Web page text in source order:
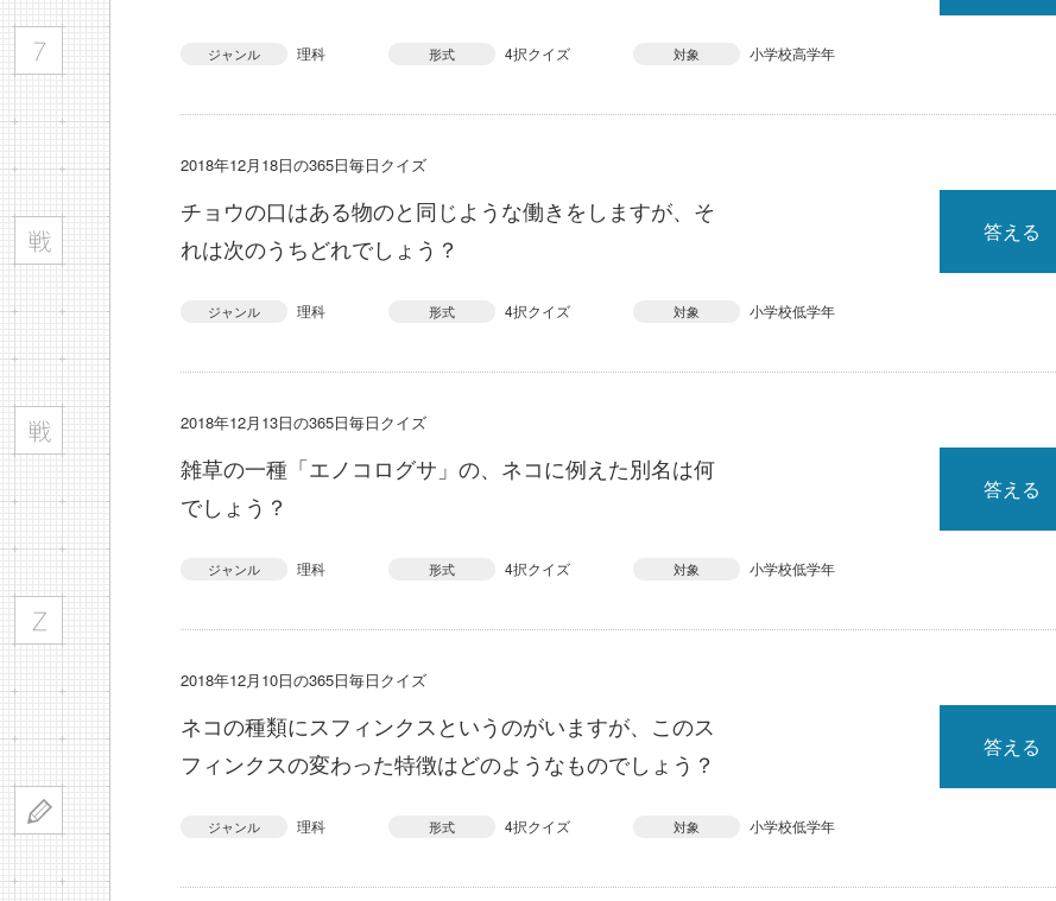
ジャンル 理科 形式 4択クイズ 対象 小学校高学年
2018年12月18日の365日毎日クイズ
チョウの口はある物のと同じような働きをしますが、そ
れは次のうちどれでしょう？
答える
ジャンル 理科 形式 4択クイズ 対象 小学校低学年
2018年12月13日の365日毎日クイズ
雑草の一種「エノコログサ」の、ネコに例えた別名は何
でしょう？
答える
ジャンル 理科 形式 4択クイズ 対象 小学校低学年
2018年12月10日の365日毎日クイズ
ネコの種類にスフィンクスというのがいますが、このス
フィンクスの変わった特徴はどのようなものでしょう？
答える
ジャンル 理科 形式 4択クイズ 対象 小学校低学年